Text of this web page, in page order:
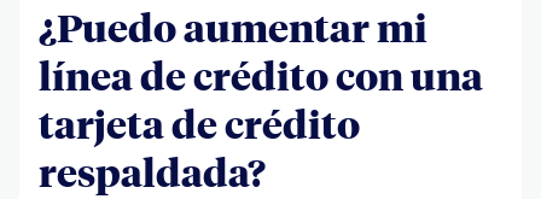
¿Puedo aumentar mi
línea de crédito con una
tarjeta de crédito
respaldada?